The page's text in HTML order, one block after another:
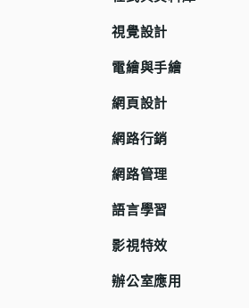
視覺設計
電繪與手繪
網頁設計
網路行銷
網路管理
語言學習
影視特效
辦公室應用